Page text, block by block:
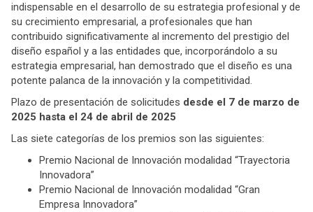
indispensable en el desarrollo de su estrategia profesional y de
su crecimiento empresarial, a profesionales que han
contribuido significativamente al incremento del prestigio del
diseño español y a las entidades que, incorporándolo a su
estrategia empresarial, han demostrado que el diseño es una
potente palanca de la innovación y la competitividad.
Plazo de presentación de solicitudes desde el 7 de marzo de
2025 hasta el 24 de abril de 2025
Las siete categorías de los premios son las siguientes:
Premio Nacional de Innovación modalidad “Trayectoria
Innovadora”
Premio Nacional de Innovación modalidad “Gran
Empresa Innovadora”